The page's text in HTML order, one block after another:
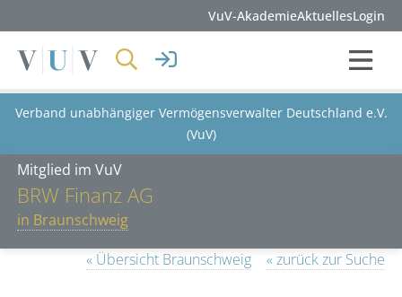
VuV-AkademieAktuellesLogin
Verband unabhängiger Vermögensverwalter Deutschland e.V.
(VuV)
Mitglied im VuV
BRW Finanz AG
in Braunschweig
« Übersicht Braunschweig
« zurück zur Suche